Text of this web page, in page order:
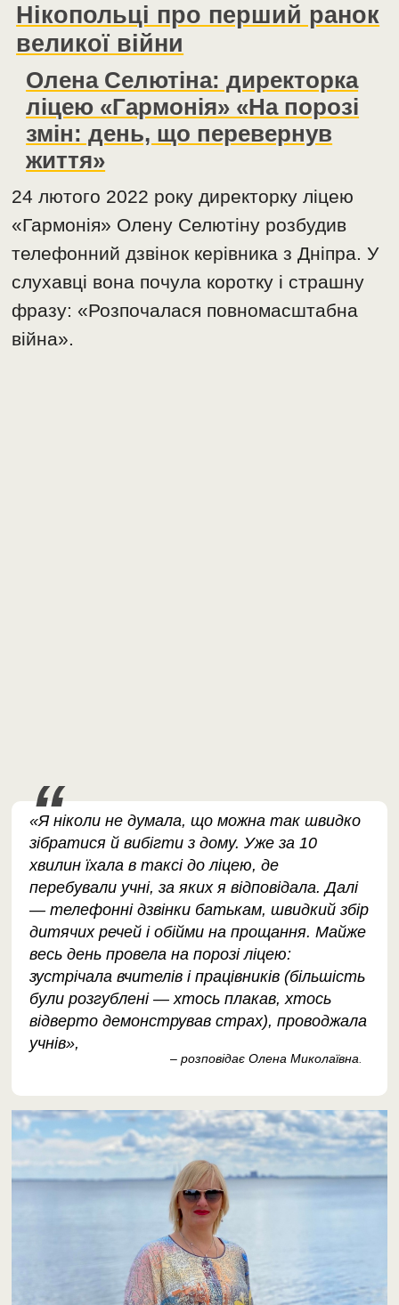
Нікопольці про перший ранок
великої війни
Олена Селютіна: директорка
ліцею «Гармонія» «На порозі
змін: день, що перевернув
життя»
24 лютого 2022 року директорку ліцею
«Гармонія» Олену Селютіну розбудив
телефонний дзвінок керівника з Дніпра. У
слухавці вона почула коротку і страшну
фразу: «Розпочалася повномасштабна
війна».
«Я ніколи не думала, що можна так швидко
зібратися й вибігти з дому. Уже за 10
хвилин їхала в таксі до ліцею, де
перебували учні, за яких я відповідала. Далі
— телефонні дзвінки батькам, швидкий збір
дитячих речей і обійми на прощання. Майже
весь день провела на порозі ліцею:
зустрічала вчителів і працівників (більшість
були розгублені — хтось плакав, хтось
відверто демонстрував страх), проводжала
учнів»,
– розповідає Олена Миколаївна.